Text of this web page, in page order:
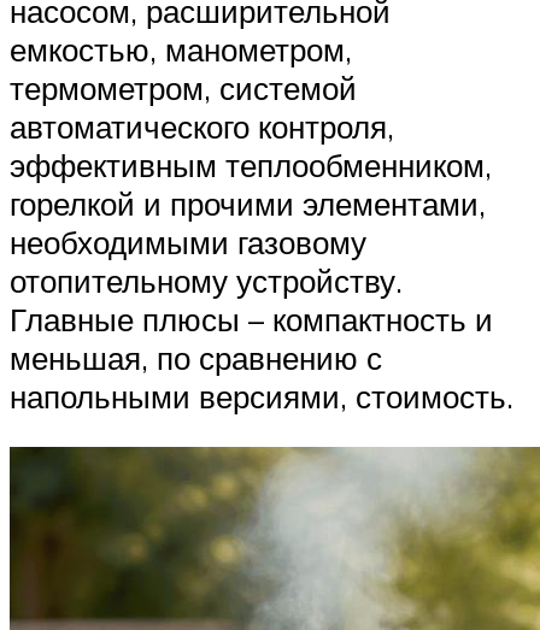
насосом, расширительной
емкостью, манометром,
термометром, системой
автоматического контроля,
эффективным теплообменником,
горелкой и прочими элементами,
необходимыми газовому
отопительному устройству.
Главные плюсы – компактность и
меньшая, по сравнению с
напольными версиями, стоимость.